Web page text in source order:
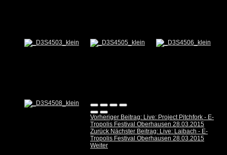
Vorheriger Beitrag: Live: Project Pitchfork - E-
Tropolis Festival Oberhausen 28.03.2015
Zurück Nächster Beitrag: Live: Laibach - E-
Tropolis Festival Oberhausen 28.03.2015
Weiter